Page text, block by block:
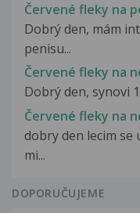
Červené fleky na
Dobrý den, mám
penisu...
Červené fleky na
Dobrý den, synovi
Červené fleky na
dobry den lecim
mi...
DOPORUČUJEME